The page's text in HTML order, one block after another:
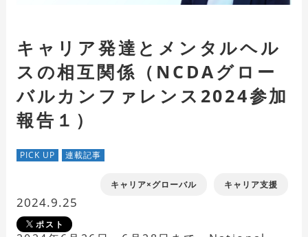
キャリア発達とメンタルヘル
スの相互関係（NCDAグロー
バルカンファレンス2024参加
報告１）
PICK UP 連載記事
キャリア×グローバル キャリア支援
2024.9.25
ポスト